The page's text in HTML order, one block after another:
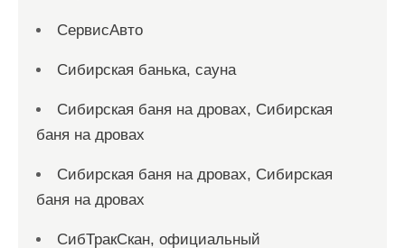
СервисАвто
Сибирская банька, сауна
Сибирская баня на дровах, Сибирская
баня на дровах
Сибирская баня на дровах, Сибирская
баня на дровах
СибТракСкан, официальный